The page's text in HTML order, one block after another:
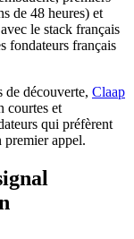
de 48 heures) et
le stack français
fondateurs français
de découverte, Claap
courtes et
qui préfèrent
premier appel.